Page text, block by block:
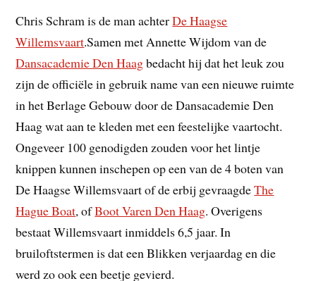
Chris Schram is de man achterDe Haagse
Willemsvaart.Samen met Annette Wijdom van de
Dansacademie Den Haagbedacht hij dat het leuk zou
zijn de officiële in gebruik name van een nieuwe ruimte
in het Berlage Gebouw door de Dansacademie Den
Haag wat aan te kleden met een feestelijke vaartocht.
Ongeveer 100 genodigden zouden voor het lintje
knippen kunnen inschepen op een van de 4 boten van
De Haagse Willemsvaart of de erbij gevraagdeThe
Hague Boat, ofBoot Varen Den Haag. Overigens
bestaat Willemsvaart inmiddels 6,5 jaar. In
bruiloftstermen is dat een Blikken verjaardag en die
werd zo ook een beetje gevierd.